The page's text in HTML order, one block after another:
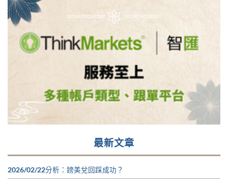
最新文章
2026/02/22分析：鎊美兌回踩成功？